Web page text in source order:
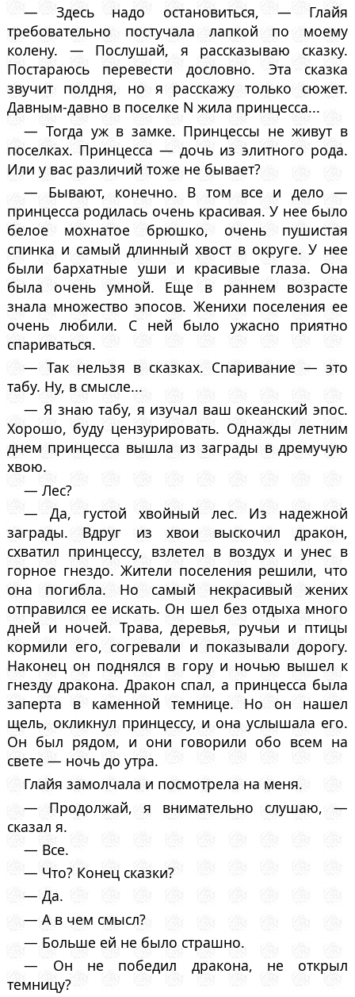
— Здесь надо остановиться, — Глайя
требовательно постучала лапкой по моему
колену. — Послушай, я рассказываю сказку.
Постараюсь перевести дословно. Эта сказка
звучит полдня, но я расскажу только сюжет.
Давным-давно в поселке N жила принцесса...
— Тогда уж в замке. Принцессы не живут в
поселках. Принцесса — дочь из элитного рода.
Или у вас различий тоже не бывает?
— Бывают, конечно. В том все и дело —
принцесса родилась очень красивая. У нее было
белое мохнатое брюшко, очень пушистая
спинка и самый длинный хвост в округе. У нее
были бархатные уши и красивые глаза. Она
была очень умной. Еще в раннем возрасте
знала множество эпосов. Женихи поселения ее
очень любили. С ней было ужасно приятно
спариваться.
— Так нельзя в сказках. Спаривание — это
табу. Ну, в смысле...
— Я знаю табу, я изучал ваш океанский эпос.
Хорошо, буду цензурировать. Однажды летним
днем принцесса вышла из заграды в дремучую
хвою.
— Лес?
— Да, густой хвойный лес. Из надежной
заграды. Вдруг из хвои выскочил дракон,
схватил принцессу, взлетел в воздух и унес в
горное гнездо. Жители поселения решили, что
она погибла. Но самый некрасивый жених
отправился ее искать. Он шел без отдыха много
дней и ночей. Трава, деревья, ручьи и птицы
кормили его, согревали и показывали дорогу.
Наконец он поднялся в гору и ночью вышел к
гнезду дракона. Дракон спал, а принцесса была
заперта в каменной темнице. Но он нашел
щель, окликнул принцессу, и она услышала его.
Он был рядом, и они говорили обо всем на
свете — ночь до утра.
Глайя замолчала и посмотрела на меня.
— Продолжай, я внимательно слушаю, —
сказал я.
— Все.
— Что? Конец сказки?
— Да.
— А в чем смысл?
— Больше ей не было страшно.
— Он не победил дракона, не открыл
темницу?